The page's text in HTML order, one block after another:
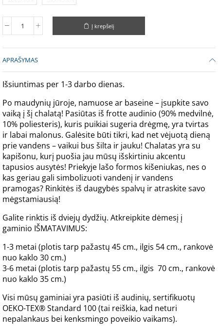
Į krepšelį
APRAŠYMAS
Išsiuntimas per 1-3 darbo dienas.
Po maudynių jūroje, namuose аr baseine – įsupkite savo
vaiką į šį chalatą! Pasiūtas iš frotte audinio (90% medvilnė,
10% poliesteris), kuris puikiai sugeria drėgmę, yra tvirtas
ir labai malonus. Galėsite būti tikri, kad net vėjuotą dieną
prie vandens – vaikui bus šilta ir jauku! Chalatas yra su
kapišonu, kurį puošia jau mūsų išskirtiniu akcentu
tapusios ausytės! Priekyje lašo formos kišeniukas, nes o
kas geriau gali simbolizuoti vandenį ir vandens
pramogas? Rinkitės iš daugybės spalvų ir atraskite savo
mėgstamiausią!
Galite rinktis iš dviejų dydžių. Atkreipkite dėmesį į
gaminio IŠMATAVIMUS:
1-3 metai (plotis tarp pažastų 45 cm., ilgis 54 cm., rankovė
nuo kaklo 30 cm.)
3-6 metai (plotis tarp pažastų 55 cm., ilgis 70 cm., rankovė
nuo kaklo 35 cm.)
Visi mūsų gaminiai yra pasiūti iš audinių, sertifikuotų
OEKO-TEX® Standard 100 (tai reiškia, kad neturi
nepalankaus bei kenksmingo poveikio vaikams).